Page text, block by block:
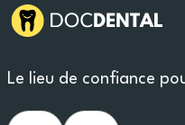
Le lieu de confiance